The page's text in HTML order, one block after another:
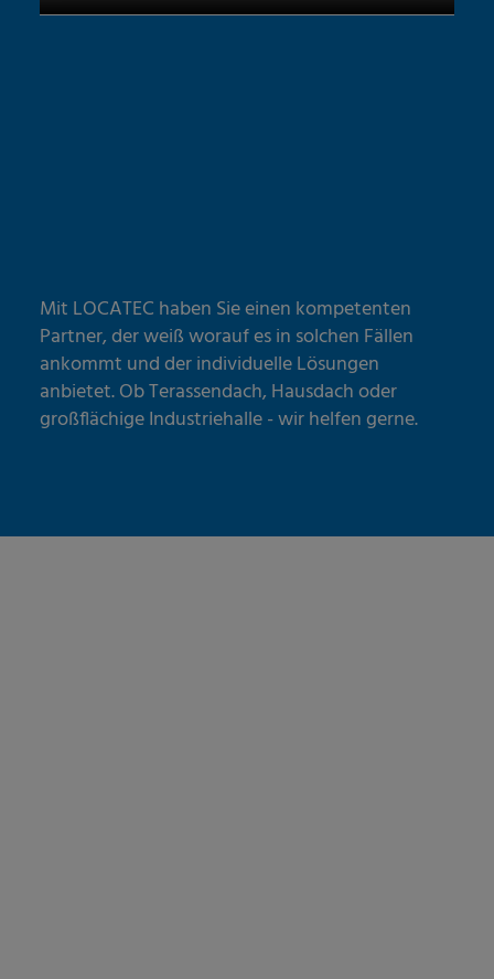
Mit LOCATEC haben Sie einen kompetenten
Partner, der weiß worauf es in solchen Fällen
ankommt und der individuelle Lösungen
anbietet. Ob Terassendach, Hausdach oder
großflächige Industriehalle - wir helfen gerne.